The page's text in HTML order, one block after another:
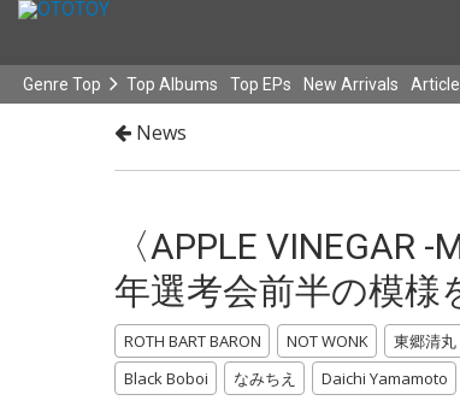
Genre Top Top Albums Top EPs New Arrivals
News
〈APPLE
年選考会前半の模様
ROTH BART BARON NOT WONK 東郷清丸
Black Boboi
なみちえ Daichi Yamamoto